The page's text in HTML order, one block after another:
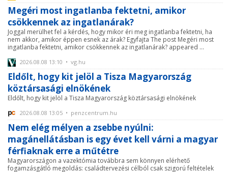
Megéri most ingatlanba fektetni, amikor
csökkennek az ingatlanárak?
Joggal merülhet fel a kérdés, hogy mikor éri meg ingatlanba fektetni, ha
nem akkor, amikor éppen esnek az árak? Egyfajta The post Megéri most
ingatlanba fektetni, amikor csökkennek az ingatlanárak? appeared ...
2026.08.08 13:10 • vg.hu
Eldőlt, hogy kit jelöl a Tisza Magyarország
köztársasági elnökének
Eldőlt, hogy kit jelöl a Tisza Magyarország köztársasági elnökének
2026.08.08 13:05 • penzcentrum.hu
Nem elég mélyen a zsebbe nyúlni:
magánellátásban is egy évet kell várni a magyar
férfiaknak erre a műtétre
Magyarországon a vazektómia továbbra sem könnyen elérhető
fogamzásgátló megoldás: családtervezési célból csak szigorú feltételek